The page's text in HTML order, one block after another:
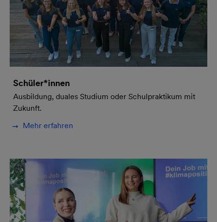
Schüler*innen
Ausbildung, duales Studium oder Schulpraktikum mit
Zukunft.
Mehr erfahren